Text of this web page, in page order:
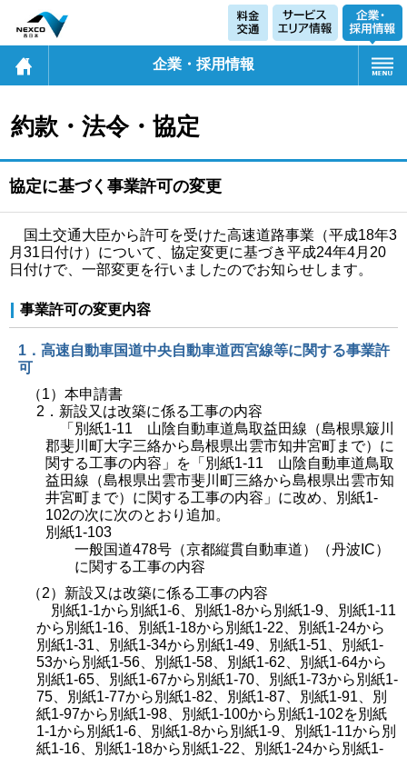
企業・採用情報
約款・法令・協定
協定に基づく事業許可の変更
国土交通大臣から許可を受けた高速道路事業（平成18年3
月31日付け）について、協定変更に基づき平成24年4月20
日付けで、一部変更を行いましたのでお知らせします。
事業許可の変更内容
1．高速自動車国道中央自動車道西宮線等に関する事業許
可
（1）本申請書
2．新設又は改築に係る工事の内容
「別紙1-11 山陰自動車道鳥取益田線（島根県簸川
郡斐川町大字三絡から島根県出雲市知井宮町まで）に
関する工事の内容」を「別紙1-11 山陰自動車道鳥取
益田線（島根県出雲市斐川町三絡から島根県出雲市知
井宮町まで）に関する工事の内容」に改め、別紙1-
102の次に次のとおり追加。
別紙1-103
一般国道478号（京都縦貫自動車道）（丹波IC）
に関する工事の内容
（2）新設又は改築に係る工事の内容
別紙1-1から別紙1-6、別紙1-8から別紙1-9、別紙1-11
から別紙1-16、別紙1-18から別紙1-22、別紙1-24から
別紙1-31、別紙1-34から別紙1-49、別紙1-51、別紙1-
53から別紙1-56、別紙1-58、別紙1-62、別紙1-64から
別紙1-65、別紙1-67から別紙1-70、別紙1-73から別紙1-
75、別紙1-77から別紙1-82、別紙1-87、別紙1-91、別
紙1-97から別紙1-98、別紙1-100から別紙1-102を別紙
1-1から別紙1-6、別紙1-8から別紙1-9、別紙1-11から別
紙1-16、別紙1-18から別紙1-22、別紙1-24から別紙1-